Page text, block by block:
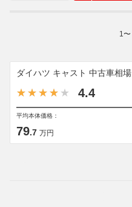
1 〜
ダイハツ キャスト 中古車相場
4.4
平均本体価格：
79.7 万円